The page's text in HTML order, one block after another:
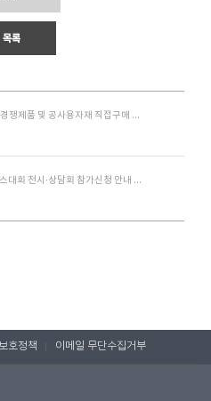
목록
('25. 1. 1 시행) 중소기업자간 경쟁제품 및 공사용자재 직접구매 대상 품목 지정 내역(중소벤처기업부 고시 제2024-109호)
2025 제23차 세계한인비즈니스대회 전시·상담회 참가신청 안내 협조요청
호정책 이메일 무단수집거부